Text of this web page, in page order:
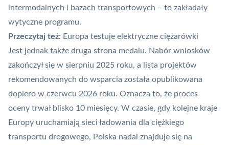
intermodalnych i bazach transportowych – to zakładały
wytyczne programu.
Przeczytaj też: Europa testuje elektryczne ciężarówki
Jest jednak także druga strona medalu. Nabór wniosków
zakończył się w sierpniu 2025 roku, a lista projektów
rekomendowanych do wsparcia została opublikowana
dopiero w czerwcu 2026 roku. Oznacza to, że proces
oceny trwał blisko 10 miesięcy. W czasie, gdy kolejne kraje
Europy uruchamiają sieci ładowania dla ciężkiego
transportu drogowego, Polska nadal znajduje się na